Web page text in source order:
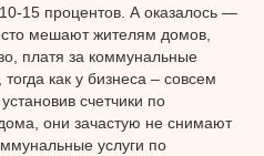
15 процентов. А оказалось —
мешают жителям домов,
платя за коммунальные
как у бизнеса – совсем
счетчики по
они зачастую не снимают
услуги по